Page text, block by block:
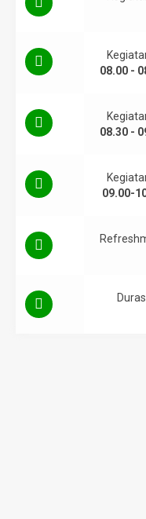
08.00 -
08.30 -
09.00-